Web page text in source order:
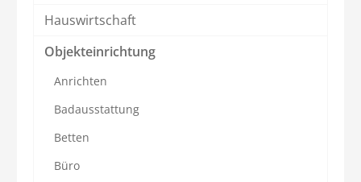
Hauswirtschaft
Objekteinrichtung
Anrichten
Badausstattung
Betten
Büro